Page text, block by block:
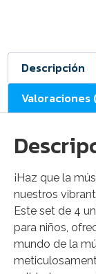
Descripción
Valoraciones
¡Haz que la
nuestros
Este set de 4
para niños,
mundo de la